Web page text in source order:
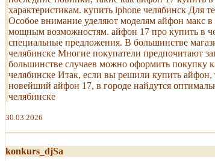
характеристикам. купить iphone челябинск Для
Особое внимание уделяют моделям айфон макс в
мощным возможностям. айфон 17 про купить в
специальные предложения. В большинстве
челябинске Многие покупатели предпочитают
большинстве случаев можно оформить покупку
челябинске Итак, если вы решили купить
новейший айфон 17, в городе найдутся
челябинске
30.03.2026
konkurs_djSa